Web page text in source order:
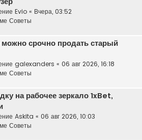
Evio « Вчера, 03:52
Советы
срочно продать старый
galexanders « 06 авг 2026, 16:18
Советы
на рабочее зеркало 1xBet,
Askita « 06 авг 2026, 10:03
Советы